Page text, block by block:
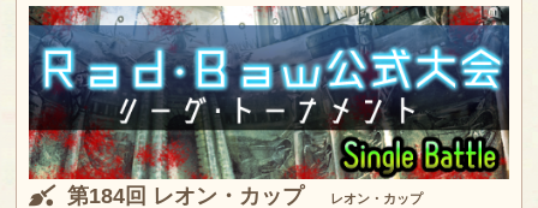
第184回 レオン・カップ レオン・カップ